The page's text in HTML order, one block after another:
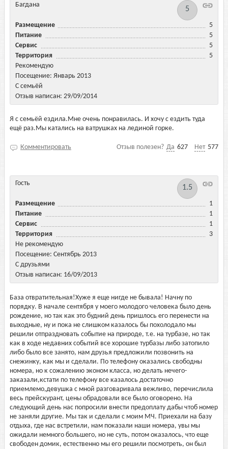
Багдана
5
Размещение
5
Питание
5
Сервис
5
Территория
5
Рекомендую
Посещение: Январь 2013
С семьёй
Отзыв написан: 29/09/2014
Я с семьёй ездила.Мне очень понравилась. И хочу с ездить туда
ещё раз.Мы катались на ватрушках на лединой горке.
Отзыв полезен? Да 627 Нет 577
Комментировать
Гость
1.5
Размещение
1
Питание
1
Сервис
1
Территория
3
Не рекомендую
Посещение: Сентябрь 2013
С друзьями
Отзыв написан: 16/09/2013
База отвратительная!Хуже я еще нигде не бывала! Начну по
порядку. В начале сентября у моего молодого человека было день
рождение, но так как это будний день пришлось его перенести на
выходные, ну и пока не слишком казалось бы похолодало мы
решили отпраздновать событие на природе, т.е. на турбазе, но так
как в ходе недавних событий все хорошие турбазы либо затопило
либо было все занято, нам друзья предложили позвонить на
снежинку, как мы и сделали. По телефону оказались свободны
номера, но к сожалению эконом класса, но делать нечего-
заказали,кстати по телефону все казалось достаточно
приемлемо,девушка с мной разговаривала вежливо, перечислила
весь прейскурант, цены обрадовали все было оговорено. На
следующий день нас попросили внести предоплату дабы чтоб номер
не заняли другие. Мы так и сделали с моим МЧ. Приехали на базу
отдыха, где нас встретили, нам показали наши номера, увы мы
ожидали немного большего, но не суть, потом оказалось, что еще
свободен домик, естественно мы его решили посмотреть, он был